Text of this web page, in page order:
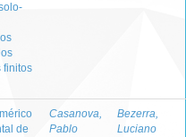
finitos
de
Casanova,
Pablo
Bezerra,
Luciano